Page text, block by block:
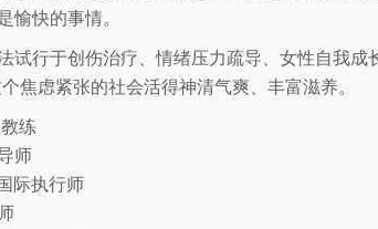
愉快的事情。
试行于创伤治疗、情绪压力疏导、女性自我
焦虑紧张的社会活得神清气爽、丰富滋养。
练
师
际执行师